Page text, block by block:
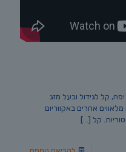
קל לגידול ובעל מזג
אחרים באקווריום
קל […]